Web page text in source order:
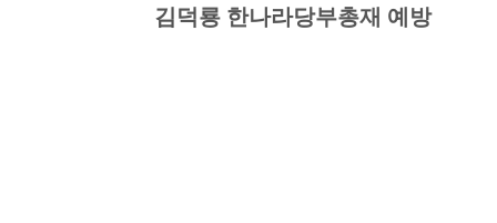
김덕룡 한나라당부총재 예방